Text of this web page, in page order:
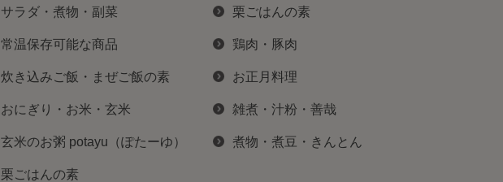
サラダ・煮物・副菜
常温保存可能な商品
炊き込みご飯・まぜご飯の素
おにぎり・お米・玄米
玄米のお粥 potayu（ぽたーゆ）
栗ごはんの素
栗ごはんの素
鶏肉・豚肉
お正月料理
雑煮・汁粉・善哉
煮物・煮豆・きんとん